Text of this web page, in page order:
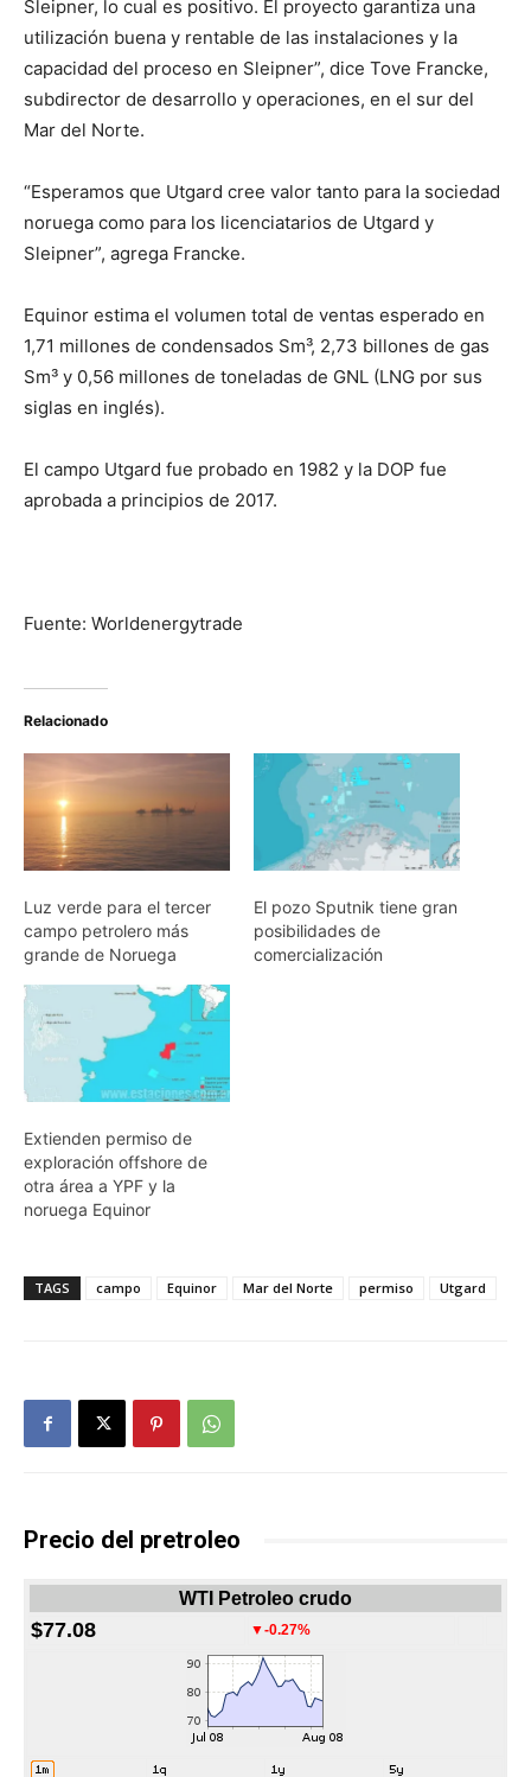
Sleipner, lo cual es positivo. El proyecto garantiza una
utilización buena y rentable de las instalaciones y la
capacidad del proceso en Sleipner”, dice Tove Francke,
subdirector de desarrollo y operaciones, en el sur del
Mar del Norte.
“Esperamos que Utgard cree valor tanto para la sociedad
noruega como para los licenciatarios de Utgard y
Sleipner”, agrega Francke.
Equinor estima el volumen total de ventas esperado en
1,71 millones de condensados ​​Sm³, 2,73 billones de gas
Sm³ y 0,56 millones de toneladas de GNL (LNG por sus
siglas en inglés).
El campo Utgard fue probado en 1982 y la DOP fue
aprobada a principios de 2017.
Fuente: Worldenergytrade
Relacionado
Luz verde para el tercer
campo petrolero más
grande de Noruega
El pozo Sputnik tiene gran
posibilidades de
comercialización
Extienden permiso de
exploración offshore de
otra área a YPF y la
noruega Equinor
TAGS campo Equinor Mar del Norte permiso Utgard
Precio del pretroleo
WTI Petroleo crudo
$77.08 ▼-0.27%